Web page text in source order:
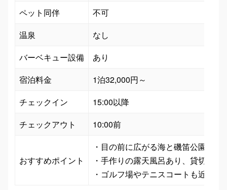
ペット同伴
不可
温泉
なし
バーベキュー設備
あり
宿泊料金
1泊32,000円～
チェックイン
15:00以降
チェックアウト
10:00前
おすすめポイント
・目の前に広がる海と磯笛公園の
・手作りの露天風呂あり、貸切の